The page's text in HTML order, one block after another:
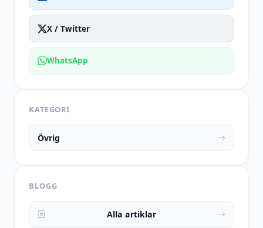
X / Twitter
WhatsApp
KATEGORI
Övrig
BLOGG
Alla artiklar